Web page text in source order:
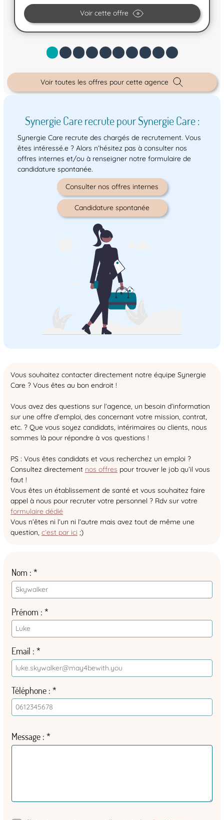
Voir cette offre
Voir toutes les offres pour cette agence
Synergie Care recrute pour Synergie Care :
Synergie Care recrute des chargés de recrutement. Vous
êtes intéressé.e ? Alors n’hésitez pas à consulter nos
offres internes et/ou à renseigner notre formulaire de
candidature spontanée.
Consulter nos offres internes
Candidature spontanée
Vous souhaitez contacter directement notre équipe Synergie
Care ? Vous êtes au bon endroit !
Vous avez des questions sur l’agence, un besoin d’information
sur une offre d’emploi, des concernant votre mission, contrat,
etc. ? Que vous soyez candidats, intérimaires ou clients, nous
sommes là pour répondre à vos questions !
PS : Vous êtes candidats et vous recherchez un emploi ?
Consultez directement nos offres pour trouver le job qu’il vous
faut !
Vous êtes un établissement de santé et vous souhaitez faire
appel à nous pour recruter votre personnel ? Rdv sur votre
formulaire dédié
Vous n’êtes ni l’un ni l’autre mais avez tout de même une
question, c’est par ici ;)
Nom
Prénom
Email
Téléphone
Message